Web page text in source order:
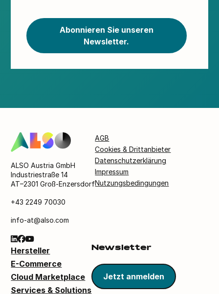
Abonnieren Sie unseren
Newsletter.
ALSO Austria GmbH
Industriestraße 14
AT–2301 Groß-Enzersdorf
+43 2249 70030
info-at@also.com
AGB
Cookies & Drittanbieter
Datenschutzerklärung
Impressum
Nutzungsbedingungen
Hersteller
E-Commerce
Cloud Marketplace
Services & Solutions
Newsletter
Jetzt anmelden